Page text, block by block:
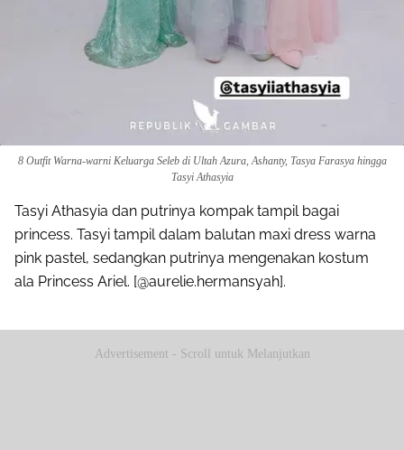
8 Outfit Warna-warni Keluarga Seleb di Ultah Azura, Ashanty, Tasya Farasya hingga
Tasyi Athasyia
Tasyi Athasyia dan putrinya kompak tampil bagai
princess. Tasyi tampil dalam balutan maxi dress warna
pink pastel, sedangkan putrinya mengenakan kostum
ala Princess Ariel. [@aurelie.hermansyah].
Advertisement - Scroll untuk Melanjutkan